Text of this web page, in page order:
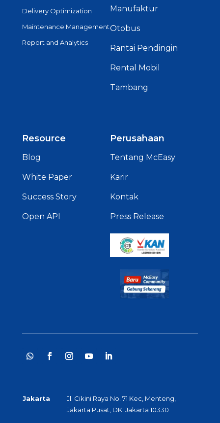
Delivery Optimization
Maintenance Management
Report and Analytics
Manufaktur
Otobus
Rantai Pendingin
Rental Mobil
Tambang
Resource
Blog
White Paper
Success Story
Open API
Perusahaan
Tentang McEasy
Karir
Kontak
Press Release
Jakarta
Jl. Cikini Raya No. 71 Kec, Menteng,
Jakarta Pusat, DKI Jakarta 10330